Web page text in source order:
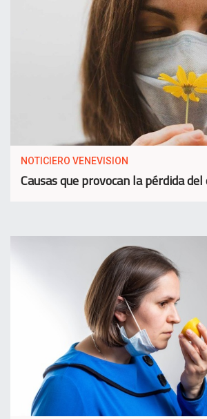
NOTICIERO VENEVISION
Causas que provocan la pérdida